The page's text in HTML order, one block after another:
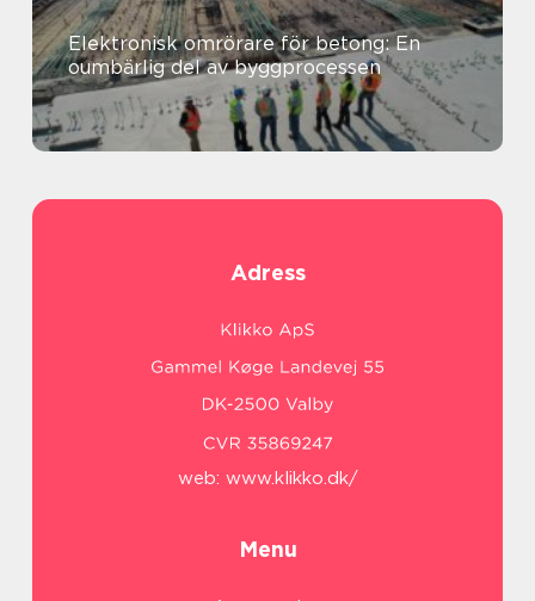
Elektronisk omrörare för betong: En
oumbärlig del av byggprocessen
Adress
web: www.klikko.dk/
Menu